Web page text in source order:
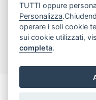
Chi siamo
My Account
TUTTI oppure
Personalizza
operare i soli cookie
sui cookie utilizzati,
completa.